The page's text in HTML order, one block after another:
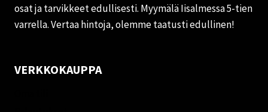
osat ja tarvikkeet edullisesti. Myymälä Iisalmessa 5-tien
varrella. Vertaa hintoja, olemme taatusti edullinen!
VERKKOKAUPPA